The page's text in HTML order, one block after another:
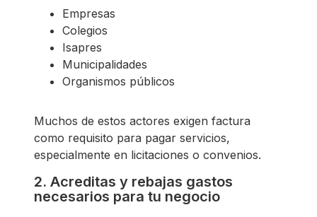
Empresas
Colegios
Isapres
Municipalidades
Organismos públicos
Muchos de estos actores exigen factura
como requisito para pagar servicios,
especialmente en licitaciones o convenios.
2. Acreditas y rebajas gastos
necesarios para tu negocio